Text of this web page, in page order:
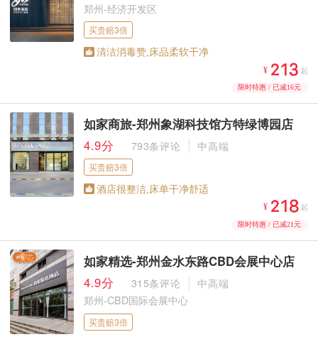
郑州-经济开发区
买贵赔3倍
清洁消毒赞,床品柔软干净
¥   起
限时特惠 / 已减16元
如家商旅-郑州象湖科技馆方特绿博园店
4.9分
793条评论 中高端
买贵赔3倍
酒店很整洁,床单干净舒适
¥   起
限时特惠 / 已减21元
如家精选-郑州金水东路CBD会展中心店
4.9分
315条评论
中高端
郑州-CBD国际会展中心
买贵赔3倍